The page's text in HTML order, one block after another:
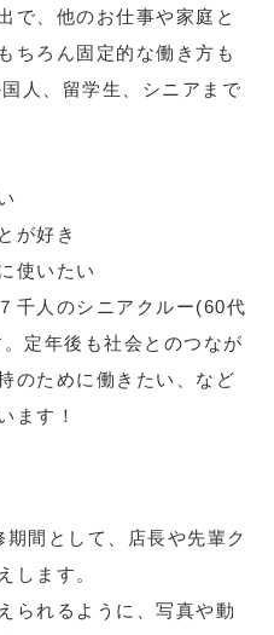
で、他のお仕事や家庭と
ちろん固定的な働き方も
人、留学生、シニアまで
が好き
使いたい
千人のシニアクルー(60代
定年後も社会とのつなが
のために働きたい、など
ます！
間として、店長や先輩ク
します。
られるように、写真や動